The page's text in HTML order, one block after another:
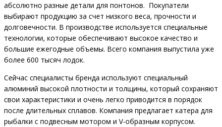
абсолютно разные детали для понтонов. Покупатели
выбирают продукцию за счет низкого веса, прочности и
долговечности. В производстве используется специальные
технологии, которые обеспечивают высокое качество и
большие ежегодные объемы. Всего компания выпустила уже
более 600 тысяч лодок.
Сейчас специалисты бренда используют специальный
алюминий высокой плотности и толщины, который сохраняют
свои характеристики и очень легко приводится в порядок
после длительных сплавов. Компания предлагает катера для
рыбалки с подвесным мотором и V-образным корпусом.